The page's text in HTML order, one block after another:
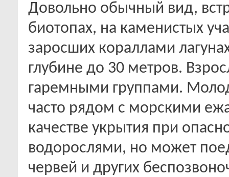
Довольно обычный вид,
биотопах, на каменистых
заросших кораллами
глубине до 30 метров.
гаремными группами.
часто рядом с морскими
качестве укрытия при
водорослями, но может
червей и других